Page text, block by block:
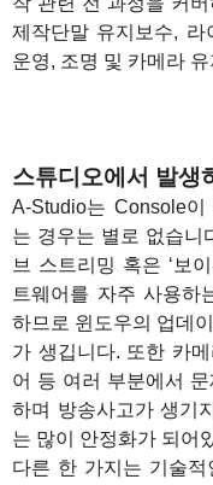
제작단말 유지보수,
운영, 조명 및 카메라
스튜디오에서 발생
A-Studio는 Console
는 경우는 별로 없습니
브 스트리밍 혹은 ‘보
트웨어를 자주 사용하
하므로 윈도우의 업데
가 생깁니다. 또한 카
어 등 여러 부분에서
하며 방송사고가 생기
는 많이 안정화가 되어
다른 한 가지는 기술